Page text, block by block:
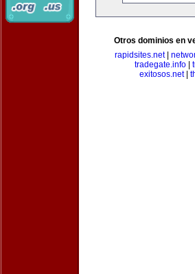
Otros dominios en
rapidsites.net|
tradegate.info|
exitosos.net|